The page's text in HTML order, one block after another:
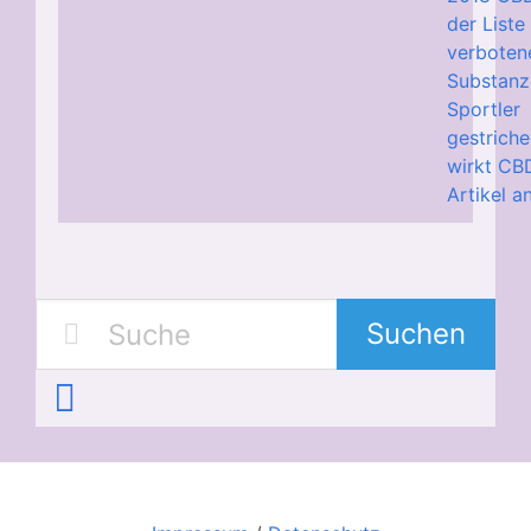
der Liste
Sportler
wirkt
Artikel
Suchen